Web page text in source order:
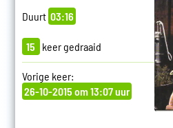
Duurt 03:16
15 keer gedraaid
Vorige keer:
26-10-2015 om 13:07 uur